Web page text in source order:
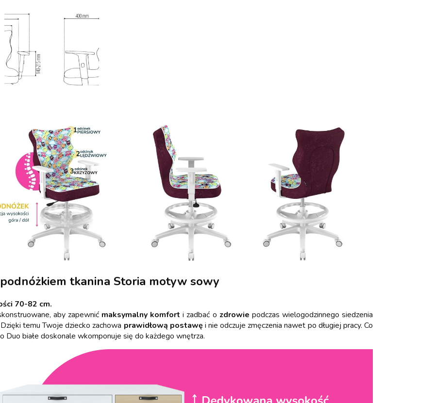
tkanina Storia motyw sowy
70-82 cm.
aby zapewnić maksymalny komfort i zadbać o zdrowie podczas wielogodzinnego siedzenia
temu Twoje dziecko zachowa prawidłową postawę i nie odczuje zmęczenia nawet po długiej pracy. Co
Duo białe doskonale wkomponuje się do każdego wnętrza.